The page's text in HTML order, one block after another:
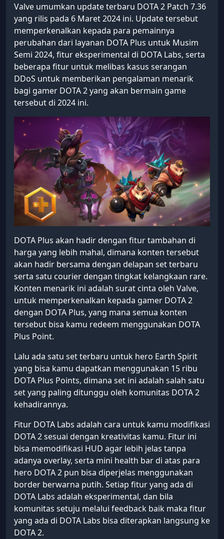
Valve umumkan update terbaru DOTA 2 Patch 7.36
yang rilis pada 6 Maret 2024 ini. Update tersebut
memperkenalkan kepada para pemainnya
perubahan dari layanan DOTA Plus untuk Musim
Semi 2024, fitur eksperimental di DOTA Labs, serta
beberapa fitur untuk melibas kasus serangan
DDoS untuk memberikan pengalaman menarik
bagi gamer DOTA 2 yang akan bermain game
tersebut di 2024 ini.
DOTA Plus akan hadir dengan fitur tambahan di
harga yang lebih mahal, dimana konten tersebut
akan hadir bersama dengan delapan set terbaru
serta satu courier dengan tingkat kelangkaan rare.
Konten menarik ini adalah surat cinta oleh Valve,
untuk memperkenalkan kepada gamer DOTA 2
dengan DOTA Plus, yang mana semua konten
tersebut bisa kamu redeem menggunakan DOTA
Plus Point.
Lalu ada satu set terbaru untuk hero Earth Spirit
yang bisa kamu dapatkan menggunakan 15 ribu
DOTA Plus Points, dimana set ini adalah salah satu
set yang paling ditunggu oleh komunitas DOTA 2
kehadirannya.
Fitur DOTA Labs adalah cara untuk kamu modifikasi
DOTA 2 sesuai dengan kreativitas kamu. Fitur ini
bisa memodifikasi HUD agar lebih jelas tanpa
adanya overlay, serta mini health bar di atas para
hero DOTA 2 pun bisa diperjelas menggunakan
border berwarna putih. Setiap fitur yang ada di
DOTA Labs adalah eksperimental, dan bila
komunitas setuju melalui feedback baik maka fitur
yang ada di DOTA Labs bisa diterapkan langsung ke
DOTA 2.